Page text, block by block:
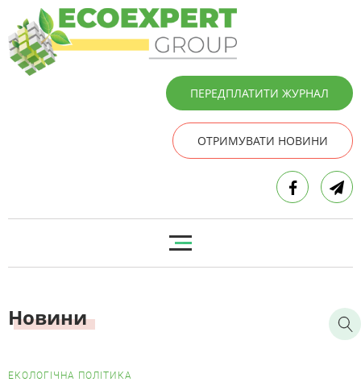
ПЕРЕДПЛАТИТИ ЖУРНАЛ
ОТРИМУВАТИ НОВИНИ
Новини
ЕКОЛОГІЧНА ПОЛІТИКА